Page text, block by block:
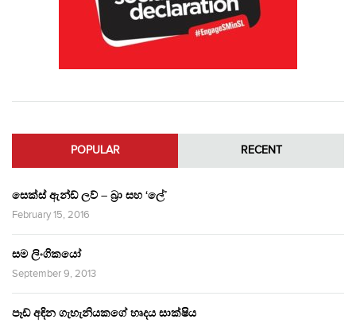
POPULAR RECENT
සෙක්ස් ඇන්ඩ් ලව් – බ්‍රා සහ ‘ලේ’
February 15, 2016
සම ලිංගිකයෝ
September 9, 2013
පෑඩ් අඳින ගැහැනියකගේ හෘදය සාක්ෂිය